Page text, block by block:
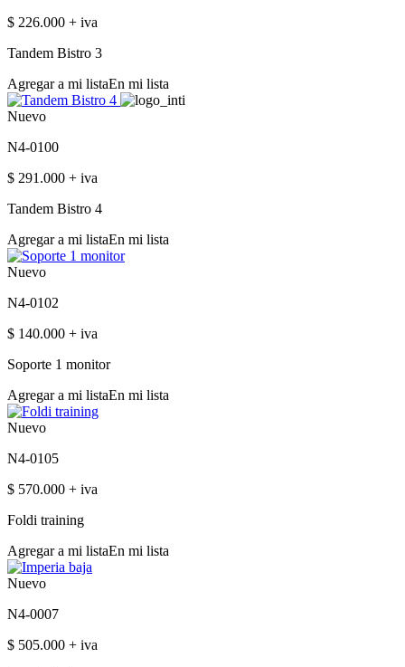
$ 226.000 + iva
Tandem Bistro 3
Agregar a mi listaEn mi lista
Nuevo
N4-0100
$ 291.000 + iva
Tandem Bistro 4
Agregar a mi listaEn mi lista
Nuevo
N4-0102
$ 140.000 + iva
Soporte 1 monitor
Agregar a mi listaEn mi lista
Nuevo
N4-0105
$ 570.000 + iva
Foldi training
Agregar a mi listaEn mi lista
Nuevo
N4-0007
$ 505.000 + iva